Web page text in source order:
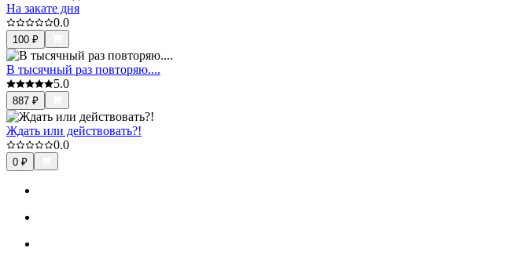
На закате дня
0.0
100 ₽
В тысячный раз повторяю....
5.0
887 ₽
Ждать или действовать?!
0.0
0 ₽